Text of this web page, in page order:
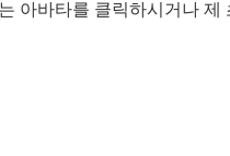
아바타를 클릭하시거나